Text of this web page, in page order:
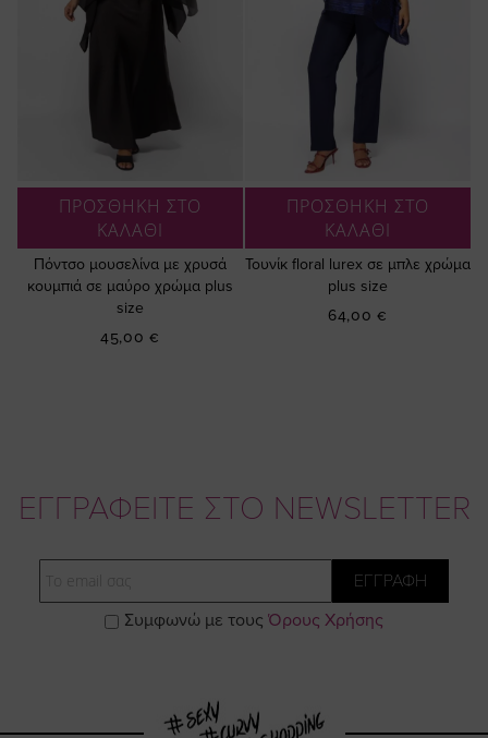
ΠΡΟΣΘΗΚΗ ΣΤΟ
ΚΑΛΑΘΙ
Πόντσο μουσελίνα με χρυσά
κουμπιά σε μαύρο χρώμα plus
size
45,00 €
ΠΡΟΣΘΗΚΗ ΣΤΟ
ΚΑΛΑΘΙ
Τουνίκ floral lurex σε μπλε χρώμα
plus size
64,00 €
ΕΓΓΡΑΦΕΙΤΕ ΣΤΟ NEWSLETTER
ΕΓΓΡΑΦΗ
Συμφωνώ με τους Όρους Χρήσης